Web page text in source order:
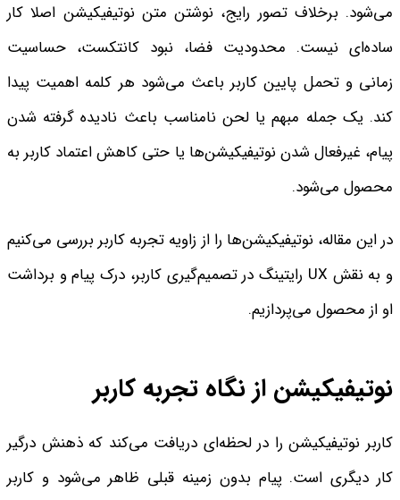
می‌شود. برخلاف تصور رایج، نوشتن متن نوتیفیکیشن اصلا کار
ساده‌ای نیست. محدودیت فضا، نبود کانتکست، حساسیت
زمانی و تحمل پایین کاربر باعث می‌شود هر کلمه اهمیت پیدا
کند. یک جمله مبهم یا لحن نامناسب باعث نادیده گرفته شدن
پیام، غیرفعال شدن نوتیفیکیشن‌ها یا حتی کاهش اعتماد کاربر به
محصول می‌شود.
در این مقاله، نوتیفیکیشن‌ها را از زاویه تجربه کاربر بررسی می‌کنیم
و به نقش UX رایتینگ در تصمیم‌گیری کاربر، درک پیام و برداشت
او از محصول می‌پردازیم.
نوتیفیکیشن از نگاه تجربه کاربر
کاربر نوتیفیکیشن را در لحظه‌ای دریافت می‌کند که ذهنش درگیر
کار دیگری است. پیام بدون زمینه قبلی ظاهر می‌شود و کاربر